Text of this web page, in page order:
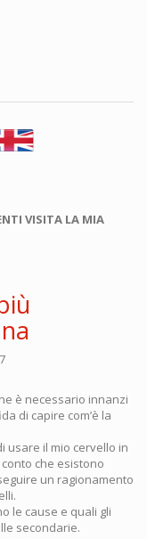
VISITA LA MIA
è necessario innanzi
di capire com’è la
usare il mio cervello in
che esistono
un ragionamento
le cause e quali gli
secondarie.